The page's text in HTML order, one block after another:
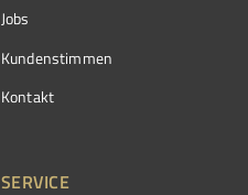
Jobs
Kundenstimmen
Kontakt
SERVICE